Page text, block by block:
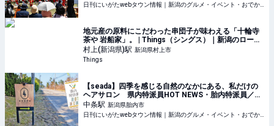
地元産の原料にこだわった串団子が味わえる「十輪寺
茶や 岩船家」。 | Things（シングス）｜新潟のローカ
ルなWebマガジン
村上(新潟県)駅 新潟県村上市
Things
【seada】四季を感じる自然のなかにある、私だけの
ヘアサロン 県内特派員HOT NEWS・胎内特派員／佐
藤 稔さん・シーダ
中条駅 新潟県胎内市